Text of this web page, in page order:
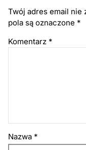
Twój adres email nie
pola są oznaczone *
Komentarz *
Nazwa *